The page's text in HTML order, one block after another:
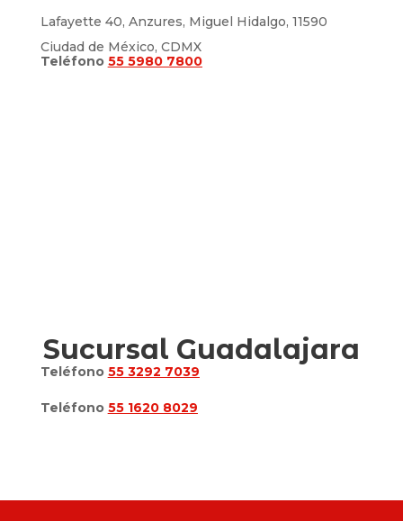
Lafayette 40, Anzures, Miguel Hidalgo, 11590
Ciudad de México, CDMX
Teléfono 55 5980 7800
Sucursal Guadalajara
Teléfono 55 3292 7039
Teléfono 55 1620 8029